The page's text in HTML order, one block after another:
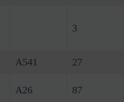
3
A541 27
A26 87